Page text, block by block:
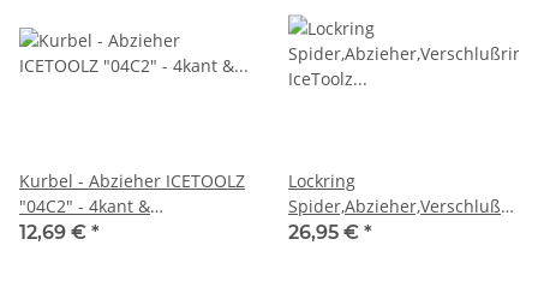
Kurbel - Abzieher ICETOOLZ
"04C2" - 4kant &
Oktalink+BOSCH
12,69 € *
Lockring
Spider,Abzieher,Verschlußringl
IceToolz M803 für Bosch
26,95 € *